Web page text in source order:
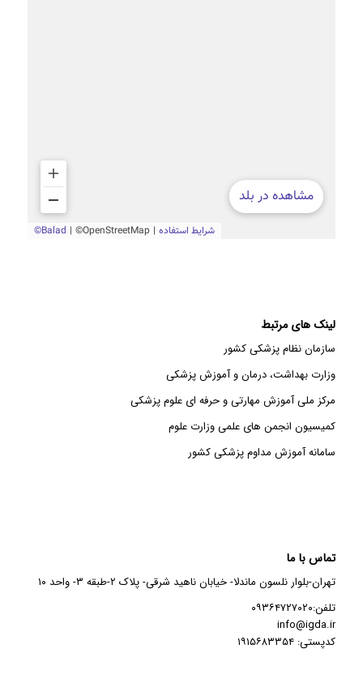
لینک های مرتبط
سازمان نظام پزشکی کشور
وزارت بهداشت، درمان و آموزش پزشکی
مرکز ملی آموزش مهارتی و حرفه ای علوم پزشکی
کمیسیون انجمن های علمی وزارت علوم
سامانه آموزش مداوم پزشکی کشور
تماس با ما
تهران-بلوار نلسون ماندلا- خیابان ناهید شرقی- پلاک ۲-طبقه ۳- واحد ۱۰
تلفن:۰۹۳۶۴۷۲۷۰۲۰
info@igda.ir
کدپستی: ۱۹۱۵۶۸۳۳۵۴